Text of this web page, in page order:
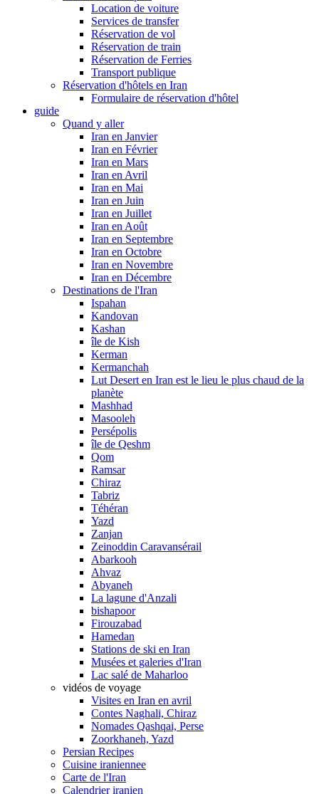
Location de voiture
Services de transfer
Réservation de vol
Réservation de train
Réservation de Ferries
Transport publique
Réservation d'hôtels en Iran
Formulaire de réservation d'hôtel
guide
Quand y aller
Iran en Janvier
Iran en Février
Iran en Mars
Iran en Avril
Iran en Mai
Iran en Juin
Iran en Juillet
Iran en Août
Iran en Septembre
Iran en Octobre
Iran en Novembre
Iran en Décembre
Destinations de l'Iran
Ispahan
Kandovan
Kashan
île de Kish
Kerman
Kermanchah
Lut Desert en Iran est le lieu le plus chaud de la
planète
Mashhad
Masooleh
Persépolis
île de Qeshm
Qom
Ramsar
Chiraz
Tabriz
Téhéran
Yazd
Zanjan
Zeinoddin Caravansérail
Abarkooh
Ahvaz
Abyaneh
La lagune d'Anzali
bishapoor
Firouzabad
Hamedan
Stations de ski en Iran
Musées et galeries d'Iran
Lac salé de Maharloo
vidéos de voyage
Visites en Iran en avril
Contes Naghali, Chiraz
Nomades Qashqai, Perse
Zoorkhaneh, Yazd
Persian Recipes
Cuisine iraniennee
Carte de l'Iran
Calendrier iranien